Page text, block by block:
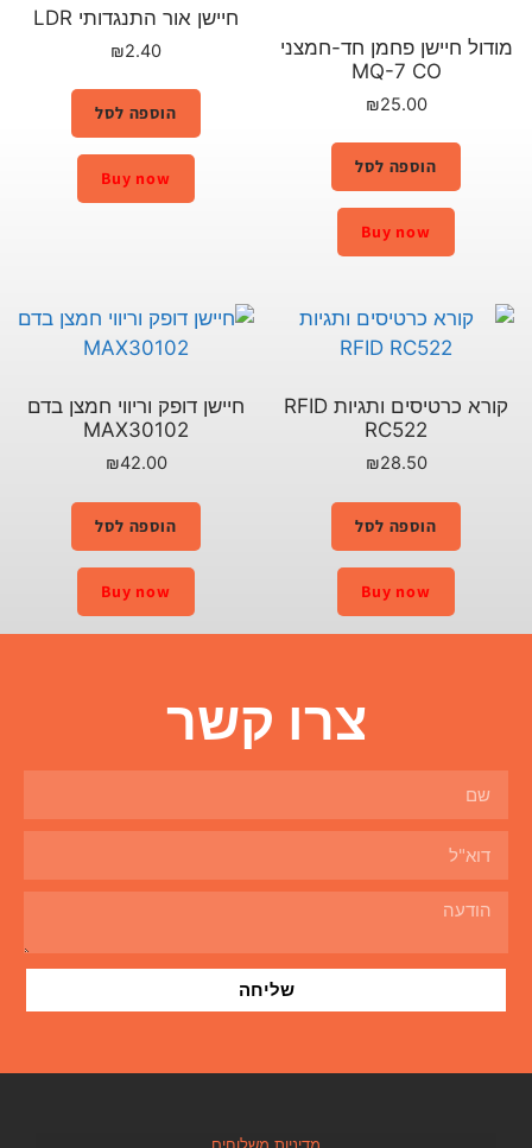
מודול חיישן פחמן חד-חמצני
MQ-7 CO
₪25.00
הוספה לסל
Buy now
חיישן אור התנגדותי LDR
₪2.40
הוספה לסל
Buy now
קורא כרטיסים ותגיות RFID
RC522
₪28.50
הוספה לסל
Buy now
חיישן דופק וריווי חמצן בדם
MAX30102
₪42.00
הוספה לסל
Buy now
צרו קשר
שליחה